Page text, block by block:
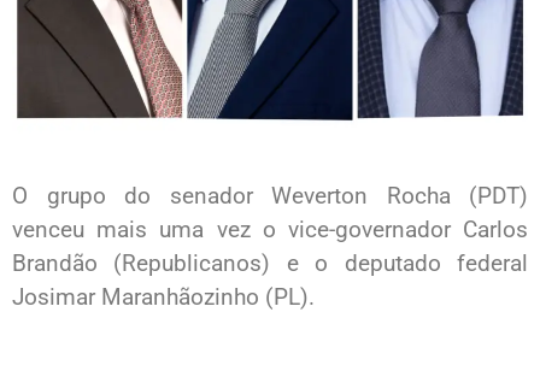
O grupo do senador Weverton Rocha (PDT)
venceu mais uma vez o vice-governador Carlos
Brandão (Republicanos) e o deputado federal
Josimar Maranhãozinho (PL).